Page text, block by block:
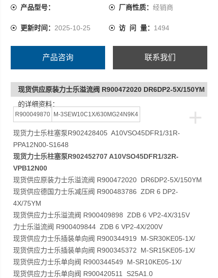
5X/150YM
产品型号： 厂商性质： 经销商
更新时间： 2025-10-25 访 问 量： 1494
产品咨询 联系我们
现货供应原装力士乐溢流阀 R900472020 DR6DP2-5X/150YM
的详细资料：
+
R900049870 M-3SEW10C1X/630MG24N9K4
现货力士乐柱塞泵R902428405 A10VSO45DFR1/31R-
PPA12N00-S1648
现货力士乐柱塞泵R902452707 A10VSO45DFR1/32R-
VPB12N00
现货供应原装力士乐溢流阀 R900472020 DR6DP2-5X/150YM
现货供应德国力士乐减压阀 R900483786 ZDR 6 DP2-
4X/75YM
现货供应力士乐溢流阀 R900409898 ZDB 6 VP2-4X/315V
力士乐溢流阀 R900409844 ZDB 6 VP2-4X/200V
现货供应力士乐插装单向阀 R900344919 M-SR30KE05-1X/
现货供应力士乐插装单向阀 R900345372 M-SR15KE05-1X/
现货供应力士乐单向阀 R900344549 M-SR10KE05-1X/
现货供应力士乐单向阀 R900420511 S25A1.0